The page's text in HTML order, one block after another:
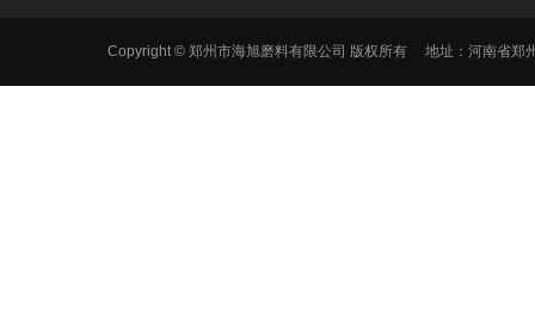
Copyright © 郑州市海旭磨料有限公司 版权所有 地址：河南省